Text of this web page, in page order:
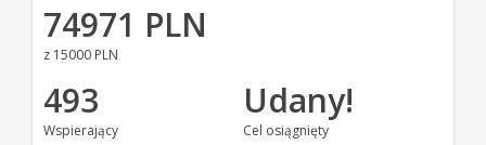
74971 PLN
z 15000 PLN
493
Wspierający
Udany!
Cel osiągnięty